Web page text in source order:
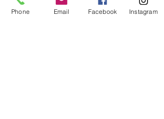
Phone Email Facebook Instagram